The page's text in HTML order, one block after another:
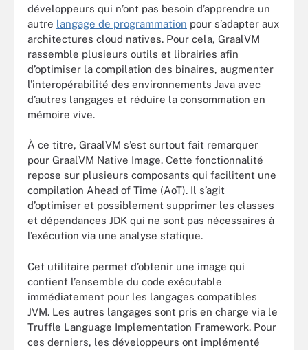
développeurs qui n’ont pas besoin d’apprendre un
autre langage de programmation pour s’adapter aux
architectures cloud natives. Pour cela, GraalVM
rassemble plusieurs outils et librairies afin
d’optimiser la compilation des binaires, augmenter
l’interopérabilité des environnements Java avec
d’autres langages et réduire la consommation en
mémoire vive.
À ce titre, GraalVM s’est surtout fait remarquer
pour GraalVM Native Image. Cette fonctionnalité
repose sur plusieurs composants qui facilitent une
compilation Ahead of Time (AoT). Il s’agit
d’optimiser et possiblement supprimer les classes
et dépendances JDK qui ne sont pas nécessaires à
l’exécution via une analyse statique.
Cet utilitaire permet d’obtenir une image qui
contient l’ensemble du code exécutable
immédiatement pour les langages compatibles
JVM. Les autres langages sont pris en charge via le
Truffle Language Implementation Framework. Pour
ces derniers, les développeurs ont implémenté